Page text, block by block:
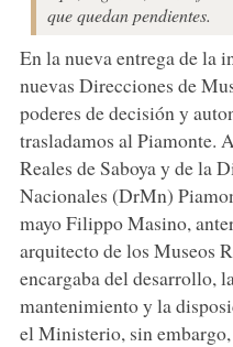
que quedan pendientes.
En la nueva entrega de la
nuevas Direcciones de
poderes de decisión y
trasladamos al Piamonte.
Reales de Saboya y de la
Nacionales (DrMn)
mayo Filippo Masino,
arquitecto de los Museos
encargaba del desarrollo,
mantenimiento y la
el Ministerio, sin